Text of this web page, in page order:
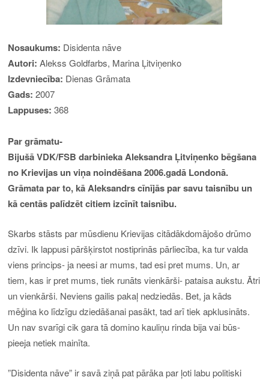
Nosaukums: Disidenta nāve
Autori: Alekss Goldfarbs, Marina Ļitviņenko
Izdevniecība: Dienas Grāmata
Gads: 2007
Lappuses: 368
Par grāmatu-
Bijušā VDK/FSB darbinieka Aleksandra Ļitviņenko bēgšana
no Krievijas un viņa noindēšana 2006.gadā Londonā.
Grāmata par to, kā Aleksandrs cīnījās par savu taisnību un
kā centās palīdzēt citiem izcīnīt taisnību.
Skarbs stāsts par mūsdienu Krievijas citādākdomājošo drūmo
dzīvi. Ik lappusi pāršķirstot nostiprinās pārliecība, ka tur valda
viens princips- ja neesi ar mums, tad esi pret mums. Un, ar
tiem, kas ir pret mums, tiek runāts vienkārši- pataisa aukstu. Ātri
un vienkārši. Neviens gailis pakaļ nedziedās. Bet, ja kāds
mēģina ko līdzīgu dziedāšanai pasākt, tad arī tiek apklusināts.
Un nav svarīgi cik gara tā domino kauliņu rinda bija vai būs-
pieeja netiek mainīta.
”Disidenta nāve” ir savā ziņā pat pārāka par ļoti labu politiski